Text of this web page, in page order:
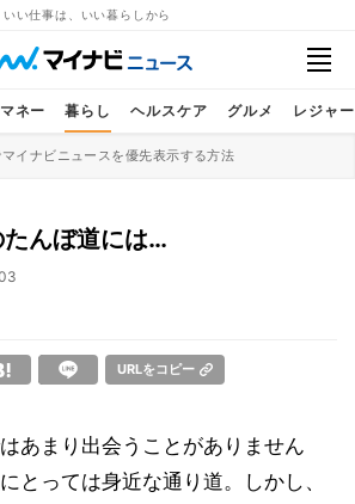
いい仕事は、いい暮らしから
マネー 暮らし ヘルスケア グルメ レジャー
イナビニュースを優先表示する方法
たんぼ道には…
URLをコピー
あまり出会うことがありません
とっては身近な通り道。しかし、